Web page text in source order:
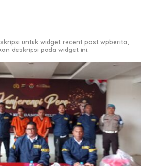
untuk widget recent post wpberita,
deskripsi pada widget ini.